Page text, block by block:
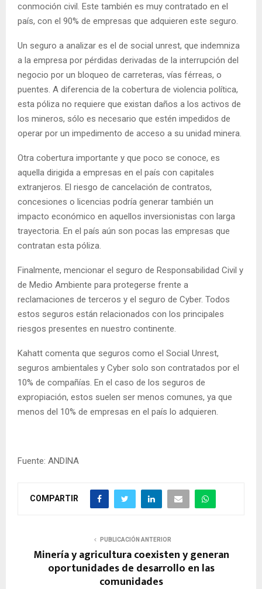
conmoción civil. Este también es muy contratado en el
país, con el 90% de empresas que adquieren este seguro.
Un seguro a analizar es el de social unrest, que indemniza
a la empresa por pérdidas derivadas de la interrupción del
negocio por un bloqueo de carreteras, vías férreas, o
puentes. A diferencia de la cobertura de violencia política,
esta póliza no requiere que existan daños a los activos de
los mineros, sólo es necesario que estén impedidos de
operar por un impedimento de acceso a su unidad minera.
Otra cobertura importante y que poco se conoce, es
aquella dirigida a empresas en el país con capitales
extranjeros. El riesgo de cancelación de contratos,
concesiones o licencias podría generar también un
impacto económico en aquellos inversionistas con larga
trayectoria. En el país aún son pocas las empresas que
contratan esta póliza.
Finalmente, mencionar el seguro de Responsabilidad Civil y
de Medio Ambiente para protegerse frente a
reclamaciones de terceros y el seguro de Cyber. Todos
estos seguros están relacionados con los principales
riesgos presentes en nuestro continente.
Kahatt comenta que seguros como el Social Unrest,
seguros ambientales y Cyber solo son contratados por el
10% de compañías. En el caso de los seguros de
expropiación, estos suelen ser menos comunes, ya que
menos del 10% de empresas en el país lo adquieren.
Fuente: ANDINA
COMPARTIR
PUBLICACIÓN ANTERIOR
Minería y agricultura coexisten y generan
oportunidades de desarrollo en las
comunidades